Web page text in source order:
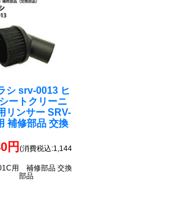
シ srv-0013 ヒ
ートクリーニ
リンサー SRV-
補修部品 交換
円(消費税込:1,144
用 補修部品 交換
部品